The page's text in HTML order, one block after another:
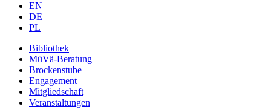
EN
DE
PL
Bibliothek
MüVä-Beratung
Brockenstube
Engagement
Mitgliedschaft
Veranstaltungen